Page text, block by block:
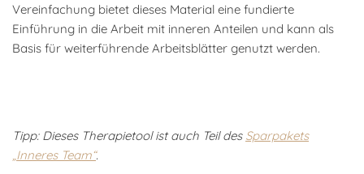
Vereinfachung bietet dieses Material eine fundierte
Einführung in die Arbeit mit inneren Anteilen und kann als
Basis für weiterführende Arbeitsblätter genutzt werden.
Tipp: Dieses Therapietool ist auch Teil des Sparpakets
„Inneres Team“.